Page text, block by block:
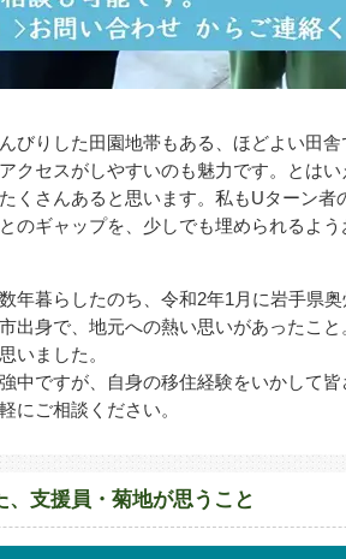
びりした田園地帯もある、ほどよい田
クセスがしやすいのも魅力です。とは
くさんあると思います。私もUターン者
のギャップを、少しでも埋められるよう
年暮らしたのち、令和2年1月に岩手県
出身で、地元への熱い思いがあったこ
いました。
中ですが、自身の移住経験をいかして
にご相談ください。
、支援員・菊地が思うこと